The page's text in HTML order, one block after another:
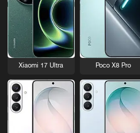
Poco X8 Pro
Xiaomi 17 Ultra